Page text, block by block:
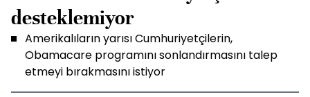
desteklemiyor
Amerikalıların yarısı Cumhuriyetçilerin,
Obamacare programını sonlandırmasını talep
etmeyi bırakmasını istiyor